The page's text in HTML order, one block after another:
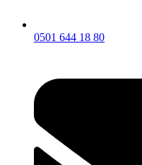
0501 644 18 80